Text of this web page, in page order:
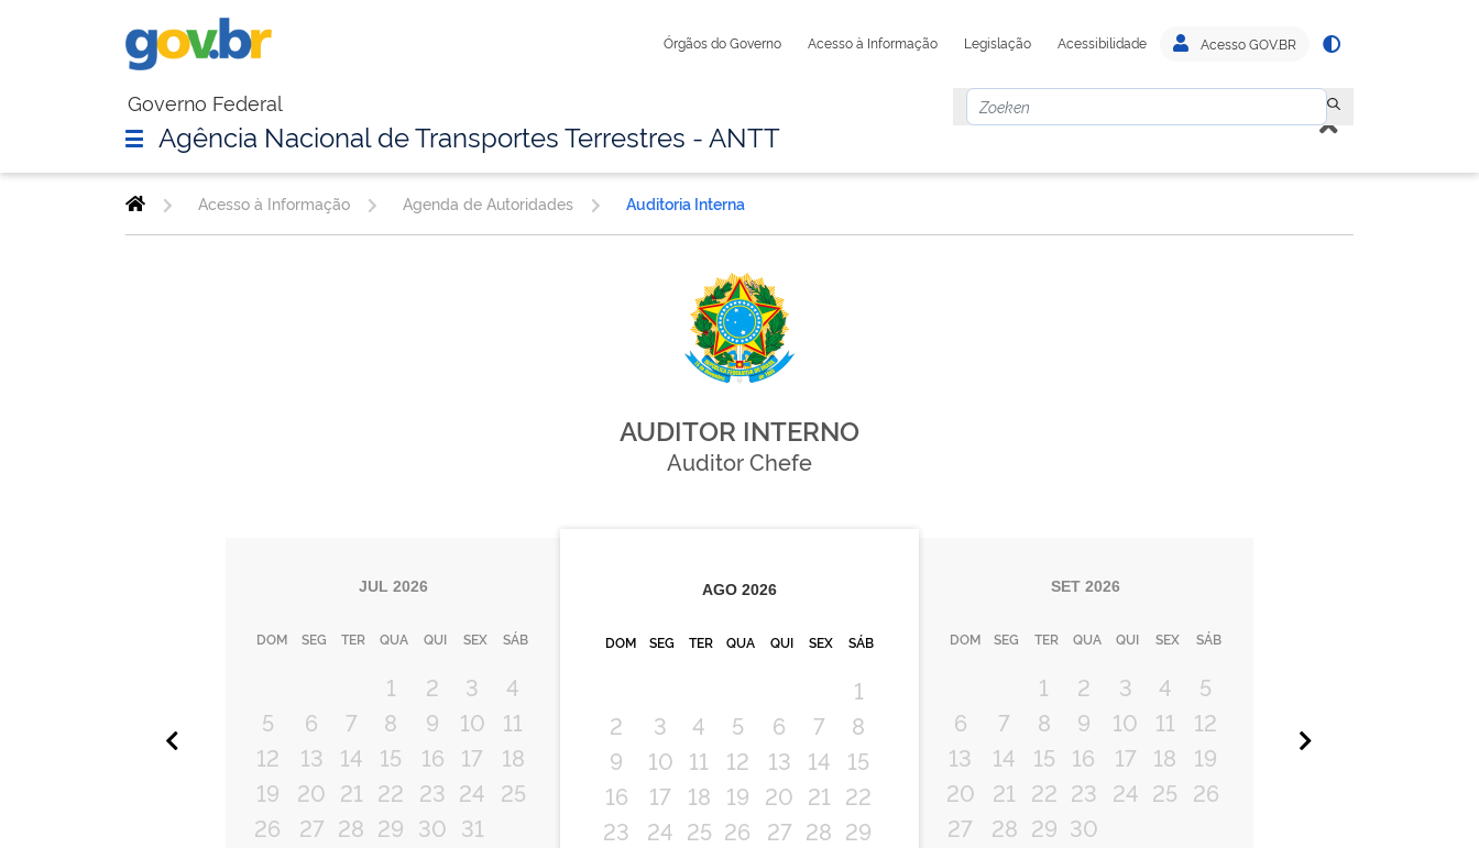
Órgãos do Governo Acesso à Informação Legislação Acessibilidade Acesso GOV.BR
Governo Federal
Agência Nacional de Transportes Terrestres - ANTT
Acesso à Informação Agenda de Autoridades Auditoria Interna
AUDITOR INTERNO
Auditor Chefe
JUL 2026
DOM SEG TER QUA QUI SEX SÁB
1 2 3
4
5
6 7 8 9 10
11
12
13 14 15 16 17
18
19
20 21 22 23 24 25
26
27 28 29 30 31
AGO 2026
DOM SEG TER QUA QUI SEX SÁB
1
2
3 4 5 6 7
8
9
10 11 12 13 14
15
16
17 18 19 20 21 22
23
24 25 26 27 28 29
SET 2026
DOM SEG TER QUA QUI SEX SÁB
1 2 3 4
5
6
7 8 9 10 11
12
13
14 15 16 17 18
19
20
21 22 23 24 25 26
27
28 29 30